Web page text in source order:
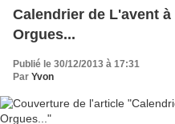
Calendrier de L'avent
Orgues...
Publié le 30/12/2013 à 17:31
Par Yvon